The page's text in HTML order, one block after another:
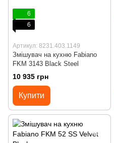
6
6
Артикул: 8231.403.1149
Змішувач на кухню Fabiano
FKM 3143 Black Steel
10 935 грн
Купити